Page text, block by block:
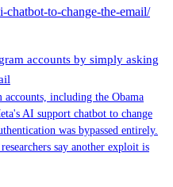
chatbot-to-change-the-email/
accounts by simply asking
including the Obama
AI support chatbot to change
was bypassed entirely.
say another exploit is